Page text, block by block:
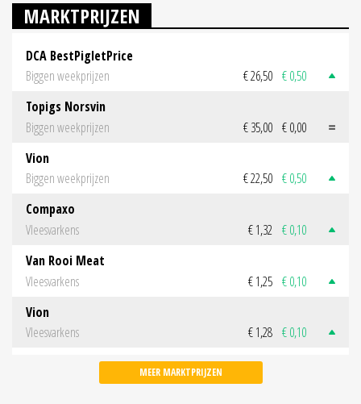
MARKTPRIJZEN
DCA BestPigletPrice
Biggen weekprijzen
€ 26,50 € 0,50
Topigs Norsvin
Biggen weekprijzen
€ 35,00 € 0,00
Vion
Biggen weekprijzen
€ 22,50 € 0,50
Compaxo
Vleesvarkens
€ 1,32 € 0,10
Van Rooi Meat
Vleesvarkens
€ 1,25 € 0,10
Vion
Vleesvarkens
€ 1,28 € 0,10
MEER MARKTPRIJZEN